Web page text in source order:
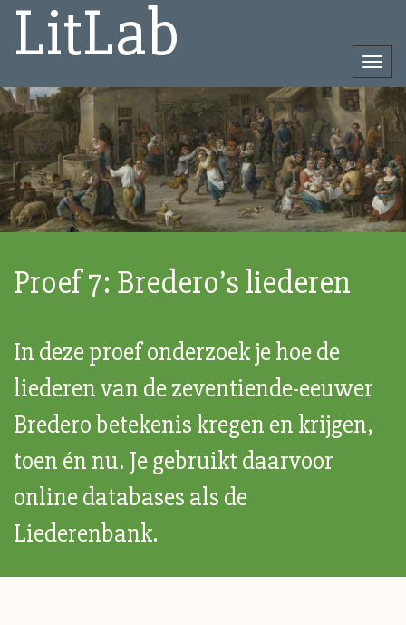
LitLab
Direct
naar
het
inhoud
Proef 7: Bredero’s liederen
In deze proef onderzoek je hoe de
liederen van de zeventiende-eeuwer
Bredero betekenis kregen en krijgen,
toen én nu. Je gebruikt daarvoor
online databases als de
Liederenbank.